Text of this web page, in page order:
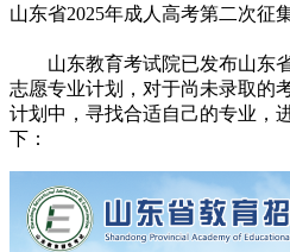
山东省2025年成人高考第二次征
山东教育考试院已发布山东省
志愿专业计划，对于尚未录取的
计划中，寻找合适自己的专业，
下：